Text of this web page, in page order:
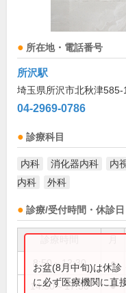
所在地・電話番号
所沢駅
埼玉県所沢市北秋津585-1
04-2969-0786
診療科目
内科 消化器内科 内
内科
外科
診療/受付時間・休診日
8:50～12:30 ●
14:50～17:30 ●
お盆(8月中旬)は休診
に必ず医療機関に直